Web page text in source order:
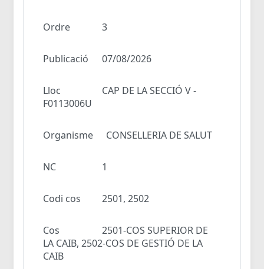
Ordre 3
Publicació 07/08/2026
Lloc
CAP DE LA SECCIÓ V -
F0113006U
Organisme CONSELLERIA DE SALUT
NC 1
Codi cos 2501, 2502
Cos
2501-COS SUPERIOR DE
LA CAIB, 2502-COS DE GESTIÓ DE LA
CAIB